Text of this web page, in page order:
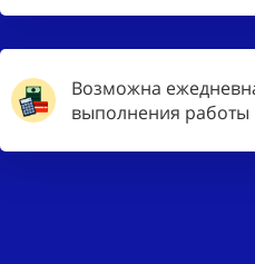
Возможна
выполнения работы